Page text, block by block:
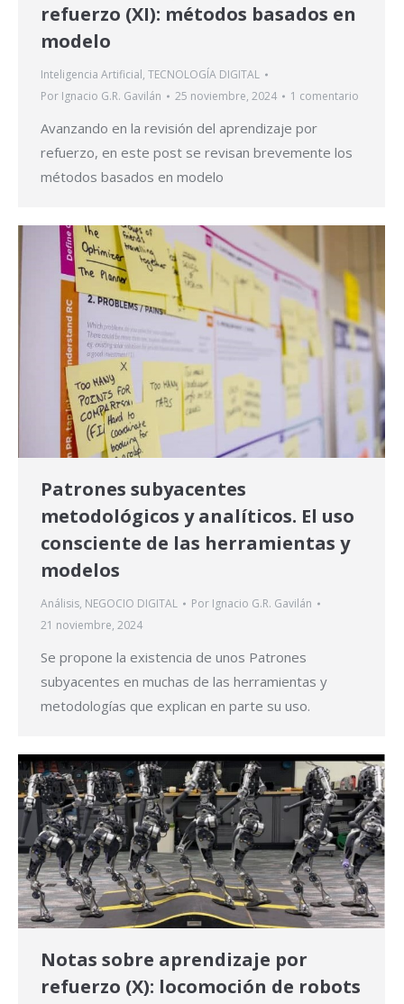
refuerzo (XI): métodos basados en
modelo
Inteligencia Artificial, TECNOLOGÍA DIGITAL
Por Ignacio G.R. Gavilán 25 noviembre, 2024 1 comentario
Avanzando en la revisión del aprendizaje por
refuerzo, en este post se revisan brevemente los
métodos basados en modelo
Patrones subyacentes
metodológicos y analíticos. El uso
consciente de las herramientas y
modelos
Análisis, NEGOCIO DIGITAL Por Ignacio G.R. Gavilán
21 noviembre, 2024
Se propone la existencia de unos Patrones
subyacentes en muchas de las herramientas y
metodologías que explican en parte su uso.
Notas sobre aprendizaje por
refuerzo (X): locomoción de robots